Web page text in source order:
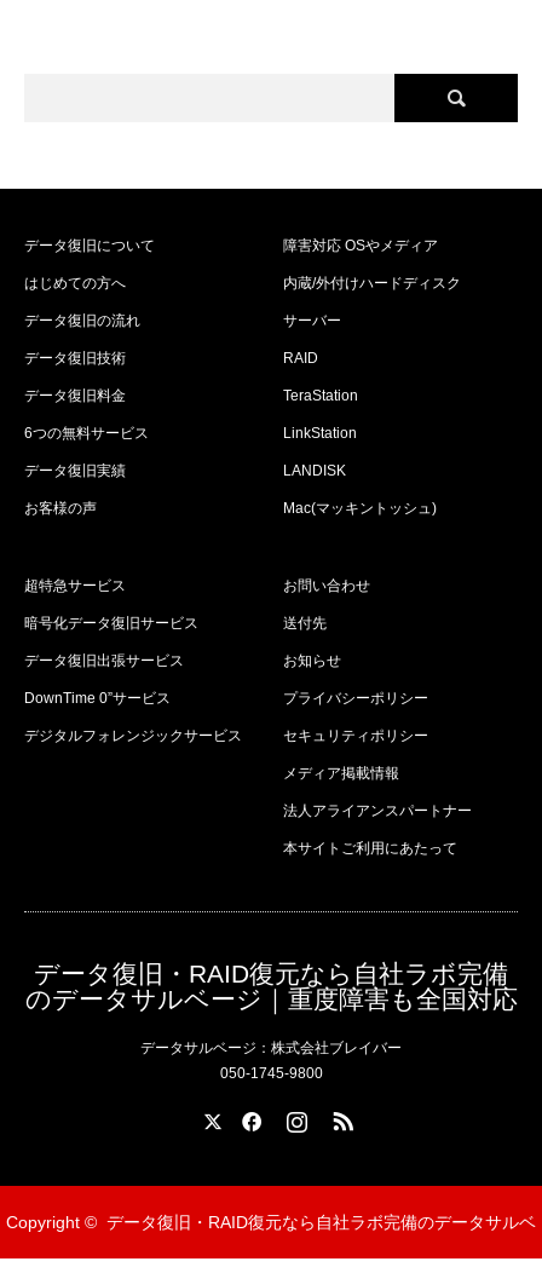
データ復旧について
はじめての方へ
データ復旧の流れ
データ復旧技術
データ復旧料金
6つの無料サービス
データ復旧実績
お客様の声
障害対応 OSやメディア
内蔵/外付けハードディスク
サーバー
RAID
TeraStation
LinkStation
LANDISK
Mac(マッキントッシュ)
超特急サービス
暗号化データ復旧サービス
データ復旧出張サービス
DownTime 0”サービス
デジタルフォレンジックサービス
お問い合わせ
送付先
お知らせ
プライバシーポリシー
セキュリティポリシー
メディア掲載情報
法人アライアンスパートナー
本サイトご利用にあたって
データ復旧・RAID復元なら自社ラボ完備
のデータサルベージ｜重度障害も全国対応
データサルベージ：株式会社ブレイバー
050-1745-9800
Copyright © データ復旧・RAID復元なら自社ラボ完備のデータサルベ